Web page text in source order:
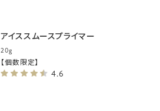
アイススムースプライマー
20g
4.6
【個数限定】